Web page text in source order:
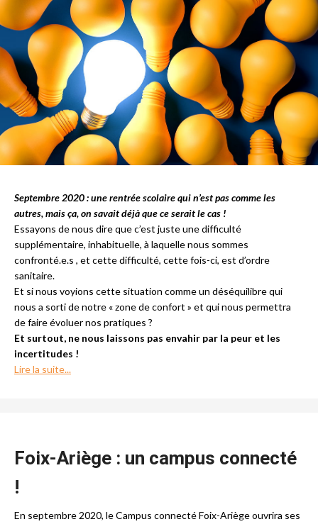
Septembre 2020 : une rentrée scolaire qui n’est pas comme les
autres, mais ça, on savait déjà que ce serait le cas !
Essayons de nous dire que c’est juste une difficulté
supplémentaire, inhabituelle, à laquelle nous sommes
confronté.e.s , et cette difficulté, cette fois-ci, est d’ordre
sanitaire.
Et si nous voyions cette situation comme un déséquilibre qui
nous a sorti de notre « zone de confort » et qui nous permettra
de faire évoluer nos pratiques ?
Et surtout, ne nous laissons pas envahir par la peur et les
incertitudes !
Lire la suite...
Foix-Ariège : un campus connecté
!
En septembre 2020, le Campus connecté Foix-Ariège ouvrira ses